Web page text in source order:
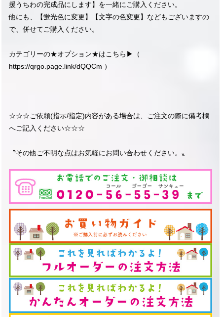
援うちわの完成品にします】を一緒にご購入ください。
他にも、【蛍光色に変更】【文字の色変更】などもございますの
で、併せてご購入ください。
カテゴリーの★オプション★はこちら▶︎（
https://qrgo.page.link/dQQCm ）
☆☆☆ご依頼(指示/指定)内容がある場合は、ご注文の際に備考欄
へご記入ください☆☆☆
〝その他ご不明な点はお気軽にお問い合わせください。〟